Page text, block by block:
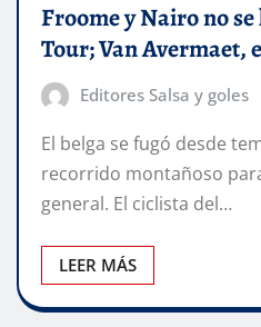
Froome y Nairo no
Tour; Van Avermaet,
Editores Salsa y goles
El belga se fugó desde
recorrido montañoso
general. El ciclista del…
LEER MÁS